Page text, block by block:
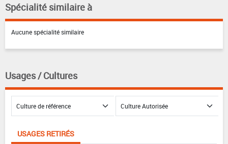
Spécialité similaire à
Aucune spécialité similaire
Usages / Cultures
USAGES RETIRÉS